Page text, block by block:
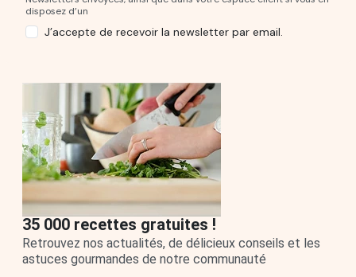
disposez d’un
J’accepte de recevoir la newsletter par email.
35 000 recettes gratuites !
Retrouvez nos actualités, de délicieux conseils et les
astuces gourmandes de notre communauté